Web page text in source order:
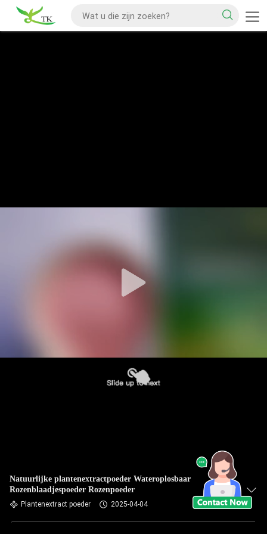
Natuurlijke plantenextractpoeder Wateroplosbaar
Rozenblaadjespoeder Rozenpoeder
Plantenextract poeder 2025-04-04